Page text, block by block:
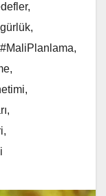
,
,
#MaliPlanlama,
,
,
,
,